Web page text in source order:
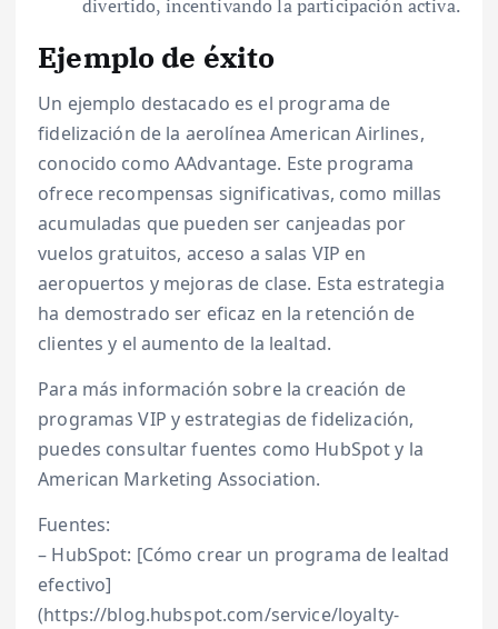
divertido, incentivando la participación activa.
Ejemplo de éxito
Un ejemplo destacado es el programa de
fidelización de la aerolínea American Airlines,
conocido como AAdvantage. Este programa
ofrece recompensas significativas, como millas
acumuladas que pueden ser canjeadas por
vuelos gratuitos, acceso a salas VIP en
aeropuertos y mejoras de clase. Esta estrategia
ha demostrado ser eficaz en la retención de
clientes y el aumento de la lealtad.
Para más información sobre la creación de
programas VIP y estrategias de fidelización,
puedes consultar fuentes como HubSpot y la
American Marketing Association.
Fuentes:
– HubSpot: [Cómo crear un programa de lealtad
efectivo]
(https://blog.hubspot.com/service/loyalty-